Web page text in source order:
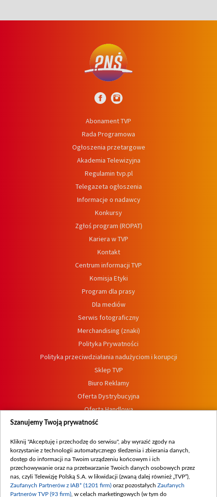
Abonament TVP
Rada Programowa
Ogłoszenia przetargowe
Akademia Telewizyjna
Regulamin tvp.pl
Telegazeta ogłoszenia
Informacje o nadawcy
Konkursy
Zgłoś program (ROPAT)
Kariera w TVP
Kontakt
Centrum informacji TVP
Komisja Etyki
Program dla prasy
Dla mediów
Serwis fotograficzny
Merchandising (znaki)
Polityka Prywatności
Polityka przeciwdziałania nadużyciom i korupcji
Sklep TVP
Biuro Reklamy
Oferta Dystrybucyjna
Oferta Handlowa
Dostępność
Procedura zgłoszeń wewnętrznych
Szanujemy Twoją prywatność
Kliknij "Akceptuję i przechodzę do serwisu", aby wyrazić zgody na
korzystanie z technologii automatycznego śledzenia i zbierania danych,
dostęp do informacji na Twoim urządzeniu końcowym i ich
przechowywanie oraz na przetwarzanie Twoich danych osobowych przez
nas, czyli Telewizję Polską S.A. w likwidacji (zwaną dalej również „TVP”),
Zaufanych Partnerów z IAB* (1201 firm) oraz pozostałych Zaufanych
Partnerów TVP (93 firm) , w celach marketingowych (w tym do